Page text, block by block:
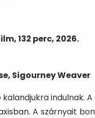
132 perc, 2026.
Sigourney Weaver
indulnak.
A szárnyait